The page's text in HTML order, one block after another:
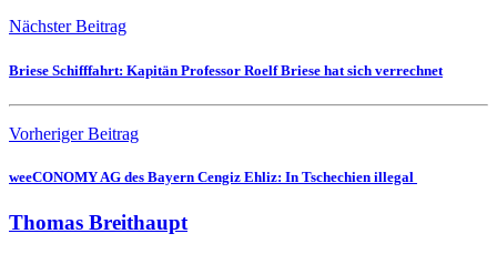
Nächster Beitrag
Briese Schifffahrt: Kapitän Professor Roelf Briese hat sich verrechnet
Vorheriger Beitrag
weeCONOMY AG des Bayern Cengiz Ehliz: In Tschechien illegal
Thomas Breithaupt